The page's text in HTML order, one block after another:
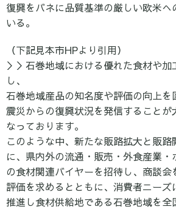
復興をバネに品質基準の厳しい欧米へ
いる。
（下記見本市HPより引用）
＞＞石巻地域における優れた食材や
し、
石巻地域産品の知名度や評価の向上を
震災からの復興状況を発信することが
なっております。
このような中、新たな販路拡大と販路
に、県内外の流通・販売・外食産業
の食材関連バイヤーを招待し、商談会
評価を求めるとともに、消費者ニーズ
推進し食材供給地である石巻地域を全